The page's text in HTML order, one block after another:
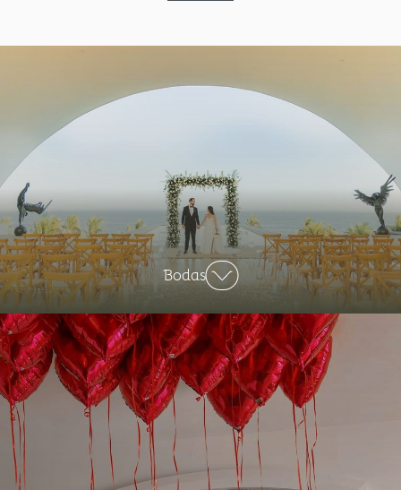
Bodas
Descubra un lugar de lujo para la boda
de sus sueños en el destino de playa